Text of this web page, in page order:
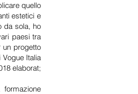
quello
estetici e
da sola, ho
paesi tra
un progetto
Vogue Italia
elaborat;